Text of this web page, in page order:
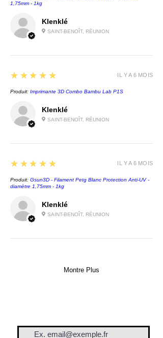
Klenklé
SAINT-BENOÎT, RÉUNION
1,75mm - 1kg
Klenklé
SAINT-BENOÎT, RÉUNION
5
★★★★★
Produit: Imprimante 3D Combo Bambu Lab P1S
IL Y A 6 MOIS
Klenklé
SAINT-BENOÎT, RÉUNION
5
★★★★★
Produit: Gsun3D - Filament Petg Blanc Protection Anti-UV -
diamètre 1,75mm - 1kg
IL Y A 6 MOIS
Montre Plus